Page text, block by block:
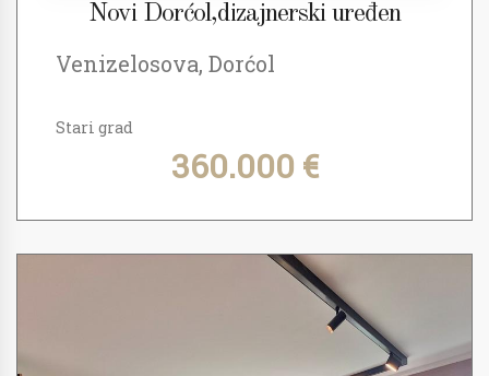
Novi Dorćol,dizajnerski uređen
Venizelosova, Dorćol
Stari grad
360.000 €